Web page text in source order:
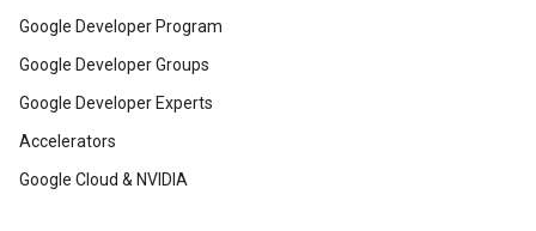
Google Developer Program
Google Developer Groups
Google Developer Experts
Accelerators
Google Cloud & NVIDIA